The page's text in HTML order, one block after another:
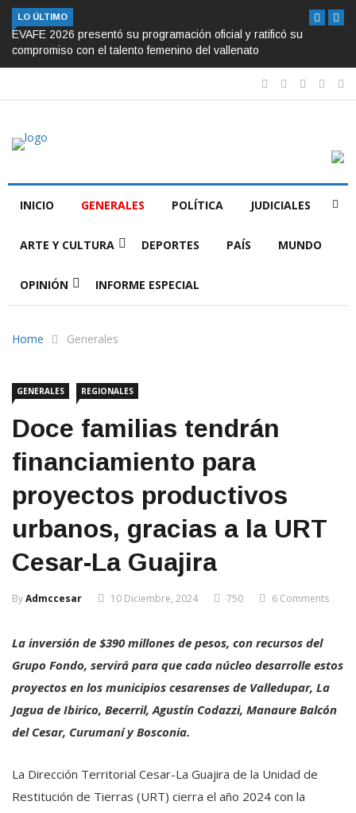
LO ÚLTIMO
EVAFE 2026 presentó su programación oficial y ratificó su
compromiso con el talento femenino del vallenato
INICIO GENERALES POLÍTICA JUDICIALES
ARTE Y CULTURA DEPORTES PAÍS MUNDO
OPINIÓN INFORME ESPECIAL
Home Generales
GENERALES REGIONALES
Doce familias tendrán
financiamiento para
proyectos productivos
urbanos, gracias a la URT
Cesar-La Guajira
ByAdmccesar 10 Diciembre, 2024 750 6 Comments
La inversión de $390 millones de pesos, con recursos del
Grupo Fondo, servirá para que cada núcleo desarrolle estos
proyectos en los municipios cesarenses de Valledupar, La
Jagua de Ibirico, Becerril, Agustín Codazzi, Manaure Balcón
del Cesar, Curumaní y Bosconia.
La Dirección Territorial Cesar-La Guajira de la Unidad de
Restitución de Tierras (URT) cierra el año 2024 con la